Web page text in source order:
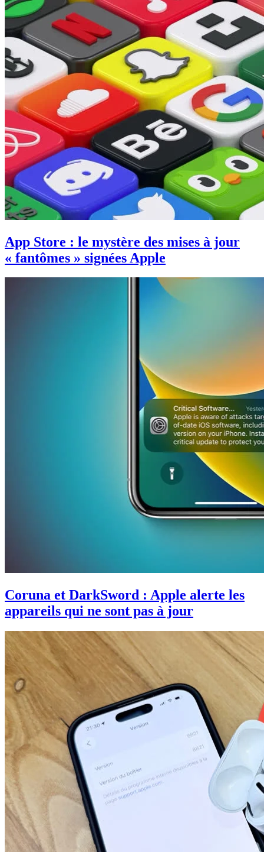
App Store : le mystère des mises à jour
« fantômes » signées Apple
Coruna et DarkSword : Apple alerte les
appareils qui ne sont pas à jour